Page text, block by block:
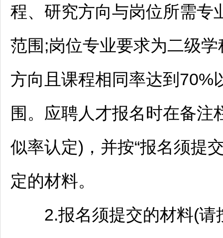
程、研究方向与岗位所需专
范围;岗位专业要求为二级
方向且课程相同率达到70%
围。应聘人才报名时在备
似率认定)，并按“报名须提
定的材料。
2.报名须提交的材料(请